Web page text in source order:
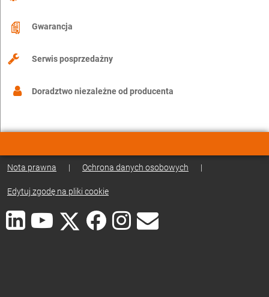
Gwarancja
Serwis posprzedażny
Doradztwo niezależne od producenta
Nota prawna | Ochrona danych osobowych |
Edytuj zgodę na pliki cookie